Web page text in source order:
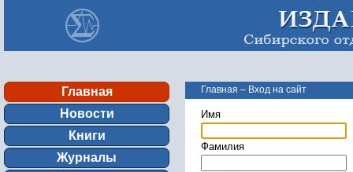
Главная
Новости
Книги
Журналы
Главная – Вход на сайт
Имя
Фамилия